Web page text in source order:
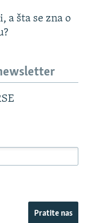
a šta se zna o
Pratite nas